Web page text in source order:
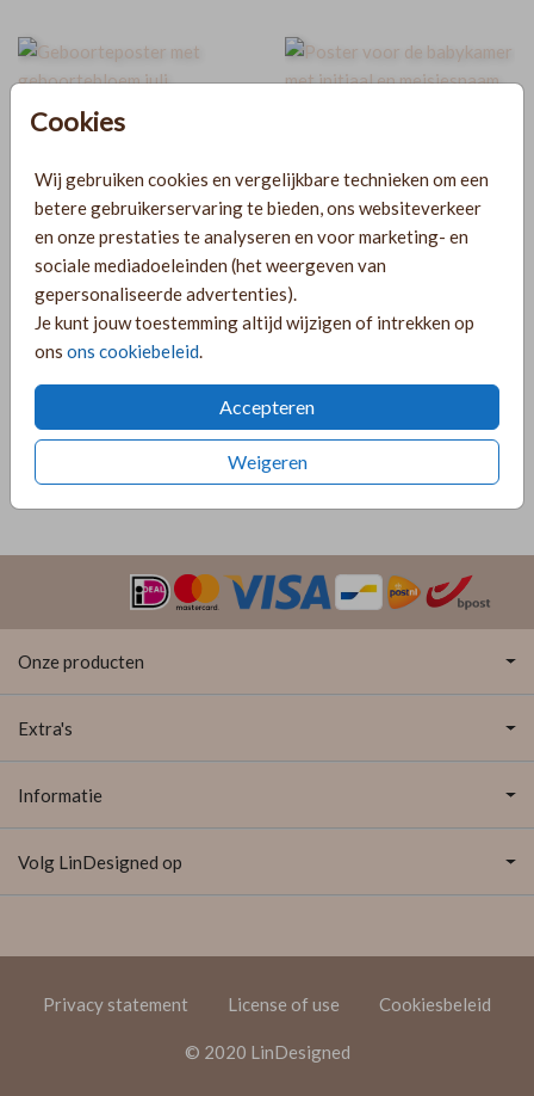
Cookies
Wij gebruiken cookies en vergelijkbare technieken om een
betere gebruikerservaring te bieden, ons websiteverkeer
en onze prestaties te analyseren en voor marketing- en
sociale mediadoeleinden (het weergeven van
gepersonaliseerde advertenties).
Je kunt jouw toestemming altijd wijzigen of intrekken op
ons ons cookiebeleid
Accepteren
Weigeren
Onze producten
Extra's
Informatie
Volg LinDesigned op
Privacy statement License of use Cookiesbeleid
© 2020 LinDesigned